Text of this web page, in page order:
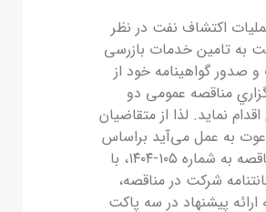
اﮐﺘﺸﺎف ﻧﻔﺖ در ﻧﻈﺮ
به تامین خدمات بازرسی
صدور گواهینامه خود از
مناقصه ﻋﻤﻮﻣﯽ دو
ﻧﻤﺎﯾﺪ. ﻟﺬا از ﻣﺘﻘﺎﺿﯿﺎن
به عمل ﻣﯽ‌آﯾﺪ ﺑﺮاﺳﺎس
اﺳﻨﺎد مناقصه به شماره ۱۰۵-۱۴۰۴، ﺑﺎ
ﺷﺮﮐﺖ در مناقصه،
ﭘﯿﺸﻨﻬﺎد در سه ﭘﺎﮐﺖ